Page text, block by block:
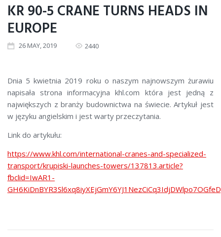
KR 90-5 CRANE TURNS HEADS IN
EUROPE
26MAY, 2019 2440
Dnia 5 kwietnia 2019 roku o naszym najnowszym żurawiu
napisała strona informacyjna khl.com która jest jedną z
największych z branży budownictwa na świecie. Artykuł jest
w języku angielskim i jest warty przeczytania.
Link do artykułu:
https://www.khl.com/international-cranes-and-specialized-
transport/krupiski-launches-towers/137813.article?
fbclid=IwAR1-